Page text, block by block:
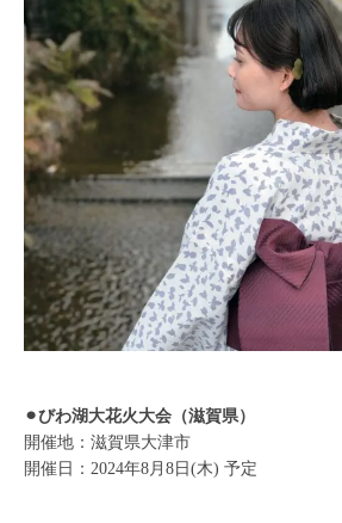
⚫︎びわ湖大花火大会（滋賀県）
開催地：滋賀県大津市
開催日：2024年8月8日(木) 予定